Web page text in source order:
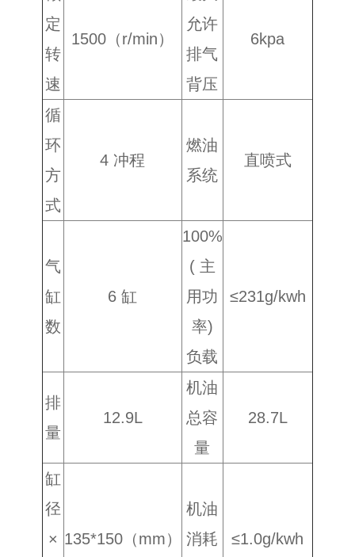
定
转
速
1500（r/min）
允许
排气
背压
6kpa
循
环
方
式
4 冲程
燃油
系统
直喷式
气
缸
数
6 缸
100%
( 主
用功
率)
负载
≤231g/kwh
排
量
12.9L
机油
总容
量
28.7L
缸
径
× 135*150（mm）
机油
消耗
≤1.0g/kwh